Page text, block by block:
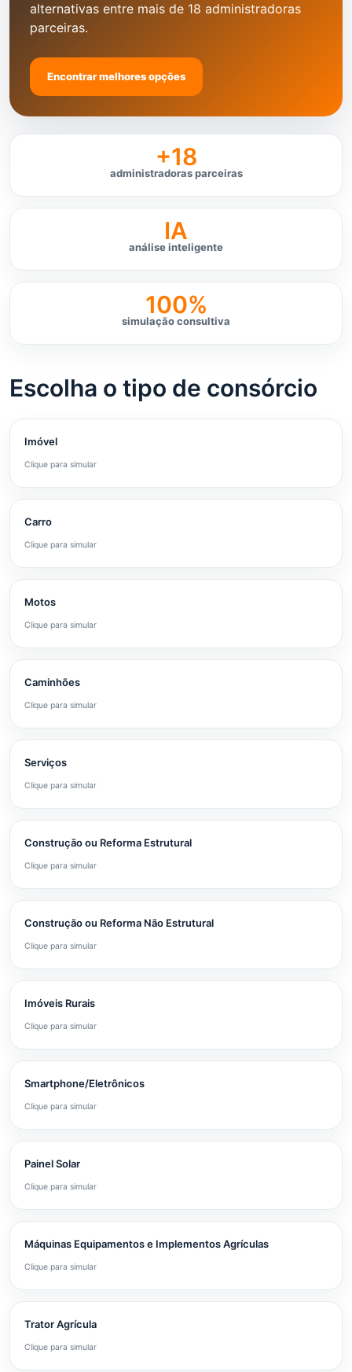
alternativas entre mais de 18 administradoras
parceiras.
Encontrar melhores opções
+18
administradoras parceiras
IA
análise inteligente
100%
simulação consultiva
Escolha o tipo de consórcio
Imóvel
Clique para simular
Carro
Clique para simular
Motos
Clique para simular
Caminhões
Clique para simular
Serviços
Clique para simular
Construção ou Reforma Estrutural
Clique para simular
Construção ou Reforma Não Estrutural
Clique para simular
Imóveis Rurais
Clique para simular
Smartphone/Eletrônicos
Clique para simular
Painel Solar
Clique para simular
Máquinas Equipamentos e Implementos Agrículas
Clique para simular
Trator Agrícula
Clique para simular